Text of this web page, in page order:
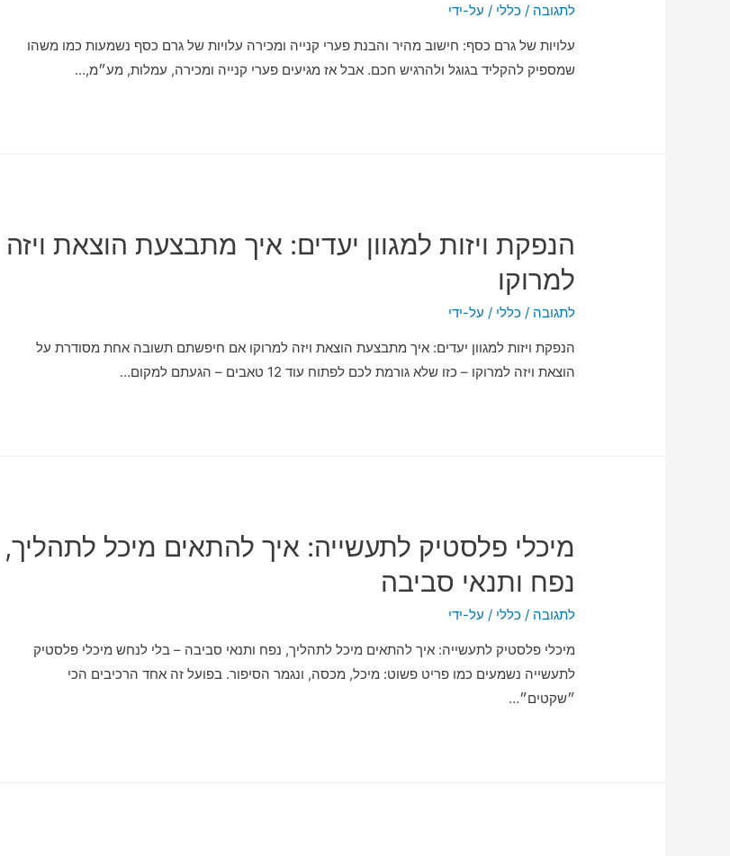
לתגובה / כללי / על-ידי
עלויות של גרם כסף: חישוב מהיר והבנת פערי קנייה ומכירה עלויות של גרם כסף נשמעות כמו משהו
שמספיק להקליד בגוגל ולהרגיש חכם. אבל אז מגיעים פערי קנייה ומכירה, עמלות, מע״מ,…
הנפקת ויזות למגוון יעדים: איך מתבצעת הוצאת ויזה
למרוקו
לתגובה / כללי / על-ידי
הנפקת ויזות למגוון יעדים: איך מתבצעת הוצאת ויזה למרוקו אם חיפשתם תשובה אחת מסודרת על
הוצאת ויזה למרוקו – כזו שלא גורמת לכם לפתוח עוד 12 טאבים – הגעתם למקום…
מיכלי פלסטיק לתעשייה: איך להתאים מיכל לתהליך,
נפח ותנאי סביבה
לתגובה / כללי / על-ידי
מיכלי פלסטיק לתעשייה: איך להתאים מיכל לתהליך, נפח ותנאי סביבה – בלי לנחש מיכלי פלסטיק
לתעשייה נשמעים כמו פריט פשוט: מיכל, מכסה, ונגמר הסיפור. בפועל זה אחד הרכיבים הכי
״שקטים״…